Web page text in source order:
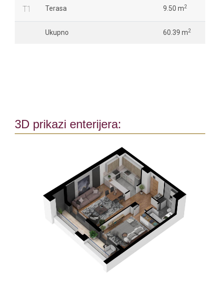
T1 Terasa 9.50 m2
Ukupno 60.39 m2
3D prikazi enterijera: